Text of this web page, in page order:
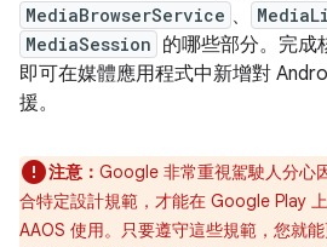
MediaBrowserService 、
MediaSession 的哪些部分。完成
即可在媒體應用程式中新增對
援。
注意： Google 非常重視駕駛人分心
合特定設計規範，才能在 Google Play
AAOS 使用。只要遵守這些規範，您就